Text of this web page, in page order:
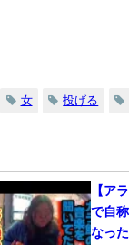
女 投げる
【ア
で自
なっ